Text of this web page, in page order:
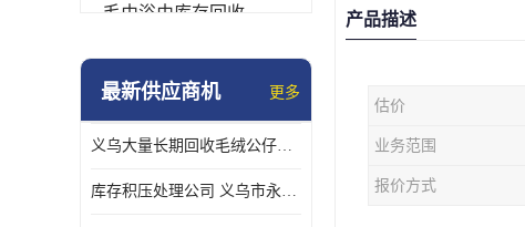
毛巾浴巾库存回收
水杯保温杯库存回收
五金工具库存回收
库存厨具回收
最新供应商机 更多
义乌大量长期回收毛绒公仔公司 高价回收库存积压 高价回收 欢迎电话咨询
库存积压处理公司 义乌市永峰贸易商行
产品描述
估价
业务范围
报价方式